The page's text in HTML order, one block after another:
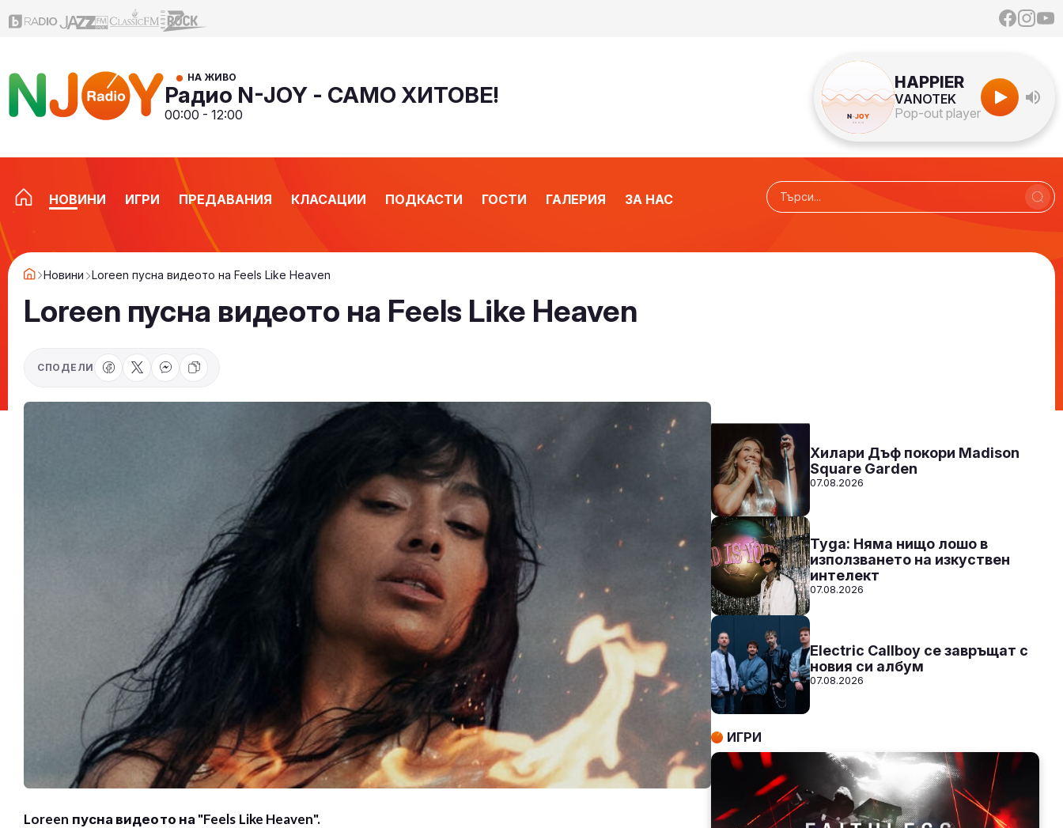
НА ЖИВО
Радио N-JOY - САМО ХИТОВЕ!
00:00 - 12:00
HAPPIER
VANOTEK
Pop-out player
НОВИНИ ИГРИ ПРЕДАВАНИЯ КЛАСАЦИИ ПОДКАСТИ ГОСТИ ГАЛЕРИЯ ЗА НАС
Новини Loreen пусна видеото на Feels Like Heaven
Loreen пусна видеото на Feels Like Heaven
СПОДЕЛИ
Loreen пусна видеото на "Feels Like Heaven".
СЛУШАЙ
Хилари Дъф покори Madison
Square Garden
07.08.2026
Tyga: Няма нищо лошо в
използването на изкуствен
интелект
07.08.2026
Electric Callboy се завръщат с
новия си албум
07.08.2026
ИГРИ